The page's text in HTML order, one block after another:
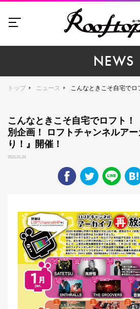
NEWS
トップ ニュース こんなときこそ自宅でロフト！ 『緊急事態宣言特別
こんなときこそ自宅でロフト！
別企画！ ロフトチャンネルア
り！』開催！
2021.01.24